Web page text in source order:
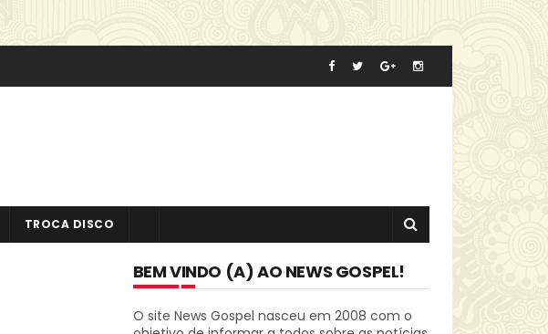
TROCA DISCO
BEM VINDO (A) AO NEWS GOSPEL!
O site News Gospel nasceu em 2008 com o